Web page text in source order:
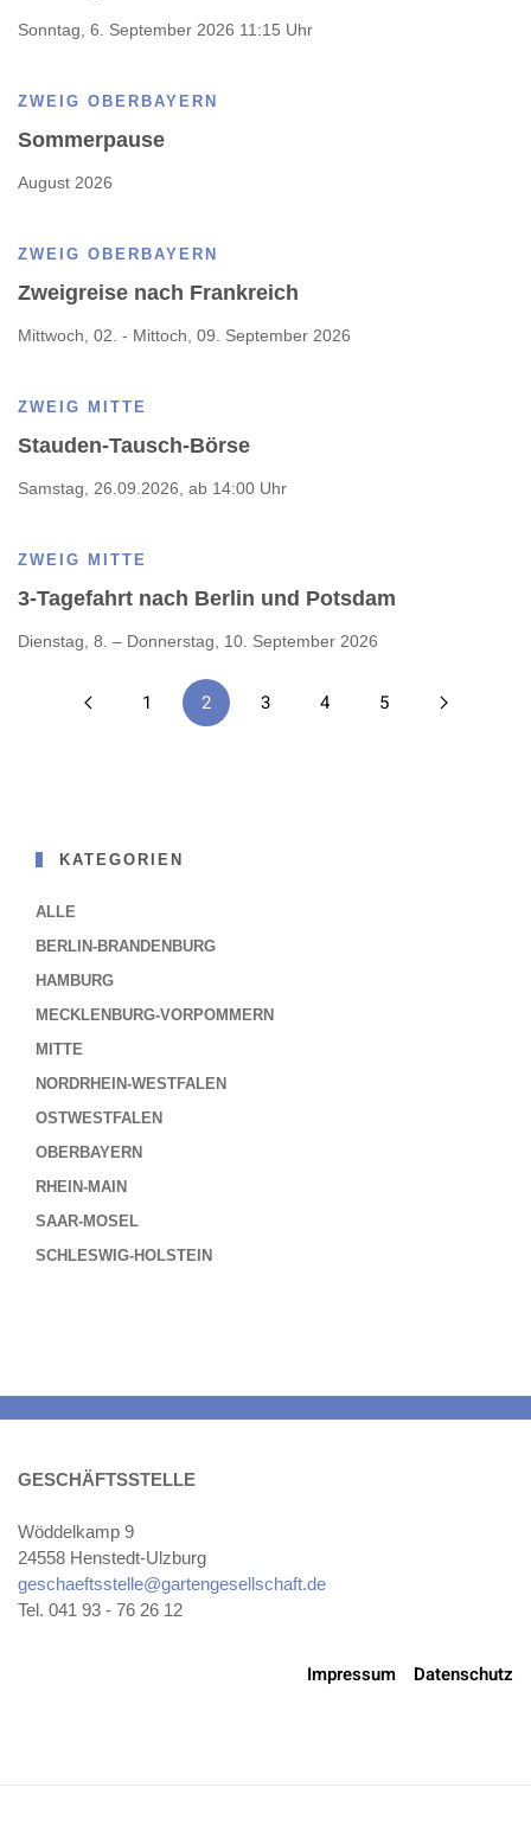
Sonntag, 6. September 2026 11:15 Uhr
ZWEIG OBERBAYERN
Sommerpause
August 2026
ZWEIG OBERBAYERN
Zweigreise nach Frankreich
Mittwoch, 02. - Mittoch, 09. September 2026
ZWEIG MITTE
Stauden-Tausch-Börse
Samstag, 26.09.2026, ab 14:00 Uhr
ZWEIG MITTE
3-Tagefahrt nach Berlin und Potsdam
Dienstag, 8. – Donnerstag, 10. September 2026
1 2 3 4 5
KATEGORIEN
ALLE
BERLIN-BRANDENBURG
HAMBURG
MECKLENBURG-VORPOMMERN
MITTE
NORDRHEIN-WESTFALEN
OSTWESTFALEN
OBERBAYERN
RHEIN-MAIN
SAAR-MOSEL
SCHLESWIG-HOLSTEIN
GESCHÄFTSSTELLE
Wöddelkamp 9
24558 Henstedt-Ulzburg
geschaeftsstelle@gartengesellschaft.de
Tel. 041 93 - 76 26 12
Impressum Datenschutz